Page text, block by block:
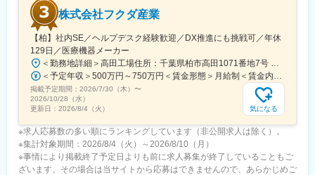
株式会社フクダ産業
【柏】社内SE／ヘルプデスク経験歓迎／DX推進にも挑戦可／年休
129日／医療機器メーカー
＜勤務地詳細＞高田工場住所：千葉県柏市高田1071番地7号 勤務地最寄駅：つくばエクスプレス線／柏の葉キャンパス駅受動喫煙対策：屋内全面禁煙変更の範囲：【変更の範囲：流山本社および高田工場】
＜予定年収＞500万円～750万円＜賃金形態＞月給制＜賃金内訳＞月額（基本給）：300,000円～430,000円＜月給＞300,000円～430,000円＜昇給有無＞有＜残業手当＞有＜給与補足＞※経験・スキルを考慮の上決定いたします。■賞与：年2回（7月・12月）※昨年実績4.2ヶ月■昇給：年1回（1月）■モデル年収：・年収580万円 主任（月給34万円×12ヶ月＋諸手当）・年収820万円 課長（月給48万円×12ヶ月＋諸手当）賃金はあくまでも目安の金額であり、選考を通じて上下する可能性があります。月給(月額)は固定手当を含めた表記です。
掲載予定期間： 2026/7/30（木） 〜
2026/10/28（水）
更新日： 2026/8/4（火） 気になる
※求人応募数の多い順にランキングしています（非公開求人は除く）。
※集計対象期間：2026/8/4（火）～2026/8/10（月）
※事情により掲載終了予定日よりも前に求人募集が終了していることもご
ざいます。その場合は当サイトから応募はできませんので、あらかじめご